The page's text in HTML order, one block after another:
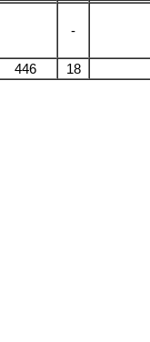
-
446 18